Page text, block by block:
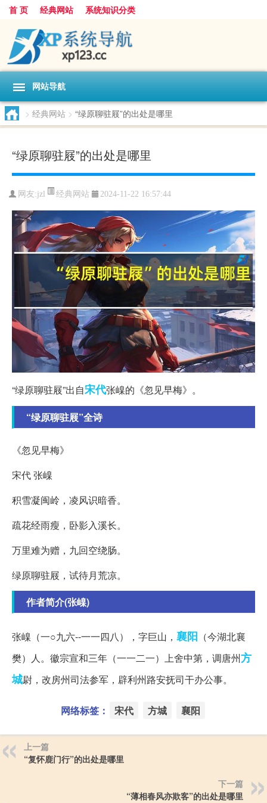
首 页 经典网站 系统知识分类
网站导航
> 经典网站 > “绿原聊驻屐”的出处是哪里
“绿原聊驻屐”的出处是哪里
网友:jzl 经典网站 2024-11-22 16:57:44
“绿原聊驻屐”出自宋代张嵲的《忽见早梅》。
“绿原聊驻屐”全诗
《忽见早梅》
宋代 张嵲
积雪凝闽岭，凌风识暗香。
疏花经雨瘦，卧影入溪长。
万里难为赠，九回空绕肠。
绿原聊驻屐，试待月荒凉。
作者简介(张嵲)
张嵲（一○九六--一一四八），字巨山， 襄阳 （今湖北襄
樊）人。徽宗宣和三年（一一二一）上舍中第，调唐州方
城尉，改房州司法参军，辟利州路安抚司干办公事。
网络标签： 宋代 方城 襄阳
上一篇
“复怀鹿门行”的出处是哪里
下一篇
“薄相春风亦欺客”的出处是哪里